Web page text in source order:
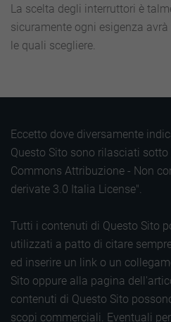
La scelta degli interruttori è
sicuramente ogni esigenza
le quali scegliere.
Eccetto dove diversamente
Questo Sito sono rilasciati sotto
Commons Attribuzione - Non
derivate 3.0 Italia License".
Tutti i contenuti di Questo Sito
utilizzati a patto di citare
ed inserire un link o un
Sito oppure alla pagina
contenuti di Questo Sito
scopi commerciali. Eventuali